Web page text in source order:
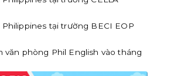
tại trường BECI EOP
văn phòng Phil English vào tháng